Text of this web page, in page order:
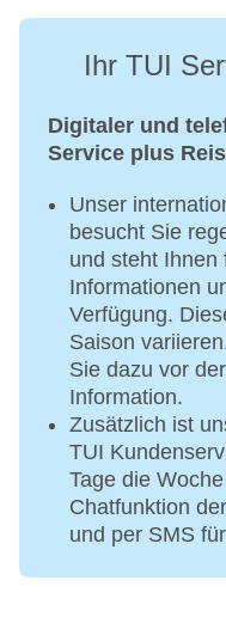
Ihr TUI
Digitaler und
Service plus
Unser
besucht Sie
und steht Ihnen
Informationen
Verfügung.
Saison
Sie dazu vor
Information.
Zusätzlich ist
TUI
Tage die
Chatfunktion
und per SMS